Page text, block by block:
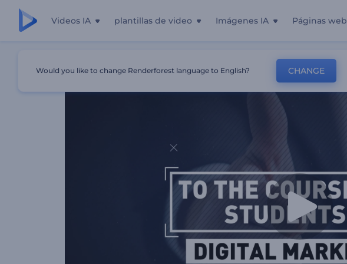
Videos IA plantillas de video Imágenes IA Páginas web
Would you like to change Renderforest language to English? CHANGE